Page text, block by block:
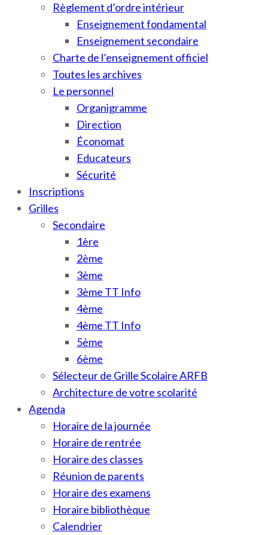
Règlement d’ordre intérieur
Enseignement fondamental
Enseignement secondaire
Charte de l’enseignement officiel
Toutes les archives
Le personnel
Organigramme
Direction
Économat
Educateurs
Sécurité
Inscriptions
Grilles
Secondaire
1ère
2ème
3ème
3ème TT Info
4ème
4ème TT Info
5ème
6ème
Sélecteur de Grille Scolaire ARFB
Architecture de votre scolarité
Agenda
Horaire de la journée
Horaire de rentrée
Horaire des classes
Réunion de parents
Horaire des examens
Horaire bibliothèque
Calendrier